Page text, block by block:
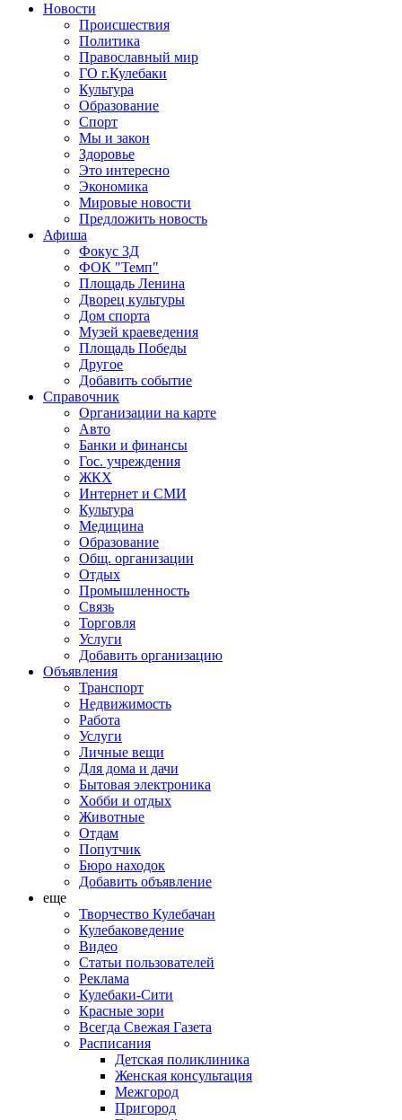
Новости
Происшествия
Политика
Православный мир
ГО г.Кулебаки
Культура
Образование
Спорт
Мы и закон
Здоровье
Это интересно
Экономика
Мировые новости
Предложить новость
Афиша
Фокус 3Д
ФОК "Темп"
Площадь Ленина
Дворец культуры
Дом спорта
Музей краеведения
Площадь Победы
Другое
Добавить событие
Справочник
Организации на карте
Авто
Банки и финансы
Гос. учреждения
ЖКХ
Интернет и СМИ
Культура
Медицина
Образование
Общ. организации
Отдых
Промышленность
Связь
Торговля
Услуги
Добавить организацию
Объявления
Транспорт
Недвижимость
Работа
Услуги
Личные вещи
Для дома и дачи
Бытовая электроника
Хобби и отдых
Животные
Отдам
Попутчик
Бюро находок
Добавить объявление
еще
Творчество Кулебачан
Кулебаковедение
Видео
Статьи пользователей
Реклама
Кулебаки-Сити
Красные зори
Всегда Свежая Газета
Расписания
Детская поликлиника
Женская консультация
Межгород
Пригород